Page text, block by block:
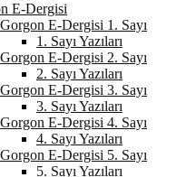
E-Dergisi
Gorgon E-Dergisi 1. Sayı
1. Sayı Yazıları
Gorgon E-Dergisi 2. Sayı
2. Sayı Yazıları
Gorgon E-Dergisi 3. Sayı
3. Sayı Yazıları
Gorgon E-Dergisi 4. Sayı
4. Sayı Yazıları
Gorgon E-Dergisi 5. Sayı
5. Sayı Yazıları